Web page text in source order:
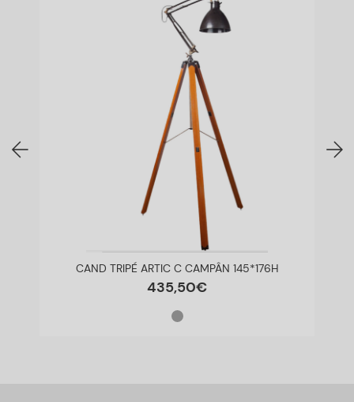
CAND TRIPÉ ARTIC C CAMPÂN 145*176H
435,50€